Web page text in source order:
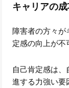
キャリアの
障害者の方々が
定感の向上が不
自己肯定感は
進する力強い要